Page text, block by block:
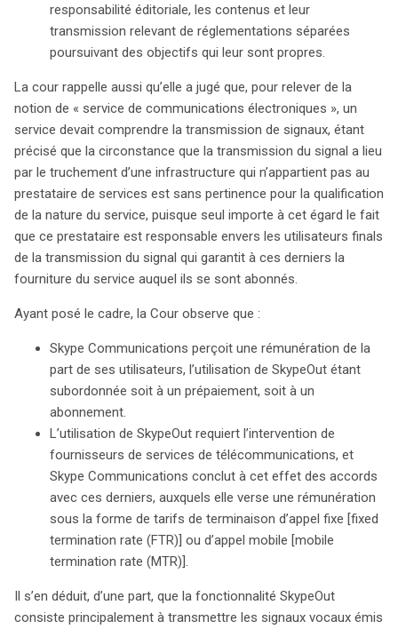
responsabilité éditoriale, les contenus et leur
transmission relevant de réglementations séparées
poursuivant des objectifs qui leur sont propres.
La cour rappelle aussi qu’elle a jugé que, pour relever de la
notion de « service de communications électroniques », un
service devait comprendre la transmission de signaux, étant
précisé que la circonstance que la transmission du signal a lieu
par le truchement d’une infrastructure qui n’appartient pas au
prestataire de services est sans pertinence pour la qualification
de la nature du service, puisque seul importe à cet égard le fait
que ce prestataire est responsable envers les utilisateurs finals
de la transmission du signal qui garantit à ces derniers la
fourniture du service auquel ils se sont abonnés.
Ayant posé le cadre, la Cour observe que :
Skype Communications perçoit une rémunération de la
part de ses utilisateurs, l’utilisation de SkypeOut étant
subordonnée soit à un prépaiement, soit à un
abonnement.
L’utilisation de SkypeOut requiert l’intervention de
fournisseurs de services de télécommunications, et
Skype Communications conclut à cet effet des accords
avec ces derniers, auxquels elle verse une rémunération
sous la forme de tarifs de terminaison d’appel fixe [fixed
termination rate (FTR)] ou d’appel mobile [mobile
termination rate (MTR)].
Il s’en déduit, d’une part, que la fonctionnalité SkypeOut
consiste principalement à transmettre les signaux vocaux émis